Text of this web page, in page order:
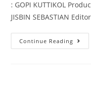
: GOPI KUTTIKOL
JISBIN SEBASTIAN
Continue Reading